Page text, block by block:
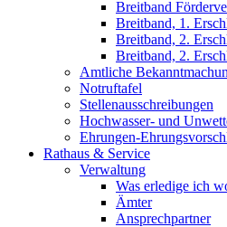
Breitband
Breitband, 1.
Breitband, 2.
Breitband, 2.
Amtliche
Notruftafel
Stellenausschreibungen
Hochwasser- und
Ehrungen-
Rathaus & Service
Verwaltung
Was erledige ich
Ämter
Ansprechpartner